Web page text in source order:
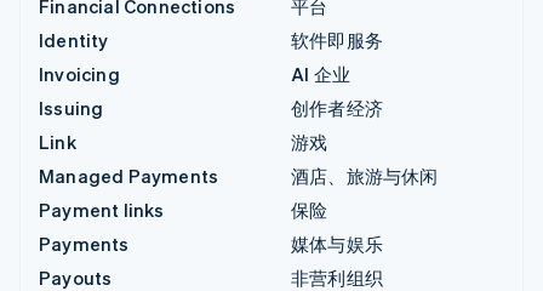
Financial Connections
Identity
Invoicing
Issuing
Link
Managed Payments
Payment links
Payments
Payouts
平台
软件即服务
AI 企业
创作者经济
游戏
酒店、旅游与休闲
保险
媒体与娱乐
非营利组织